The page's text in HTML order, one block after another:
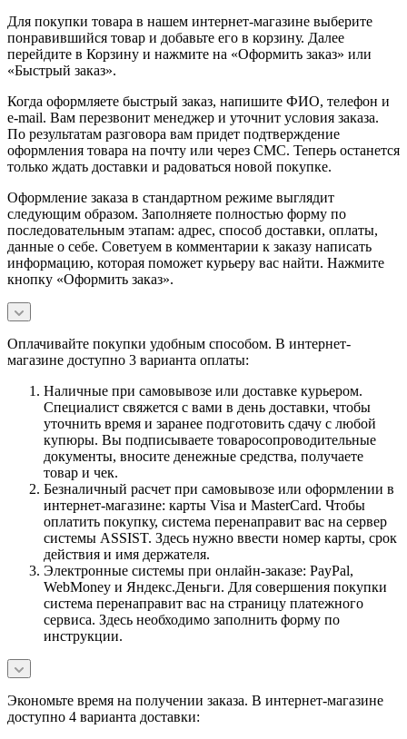
Для покупки товара в нашем интернет-магазине выберите
понравившийся товар и добавьте его в корзину. Далее
перейдите в Корзину и нажмите на «Оформить заказ» или
«Быстрый заказ».
Когда оформляете быстрый заказ, напишите ФИО, телефон и
e-mail. Вам перезвонит менеджер и уточнит условия заказа.
По результатам разговора вам придет подтверждение
оформления товара на почту или через СМС. Теперь останется
только ждать доставки и радоваться новой покупке.
Оформление заказа в стандартном режиме выглядит
следующим образом. Заполняете полностью форму по
последовательным этапам: адрес, способ доставки, оплаты,
данные о себе. Советуем в комментарии к заказу написать
информацию, которая поможет курьеру вас найти. Нажмите
кнопку «Оформить заказ».
Оплачивайте покупки удобным способом. В интернет-
магазине доступно 3 варианта оплаты:
Наличные при самовывозе или доставке курьером.
Специалист свяжется с вами в день доставки, чтобы
уточнить время и заранее подготовить сдачу с любой
купюры. Вы подписываете товаросопроводительные
документы, вносите денежные средства, получаете
товар и чек.
Безналичный расчет при самовывозе или оформлении в
интернет-магазине: карты Visa и MasterCard. Чтобы
оплатить покупку, система перенаправит вас на сервер
системы ASSIST. Здесь нужно ввести номер карты, срок
действия и имя держателя.
Электронные системы при онлайн-заказе: PayPal,
WebMoney и Яндекс.Деньги. Для совершения покупки
система перенаправит вас на страницу платежного
сервиса. Здесь необходимо заполнить форму по
инструкции.
Экономьте время на получении заказа. В интернет-магазине
доступно 4 варианта доставки: